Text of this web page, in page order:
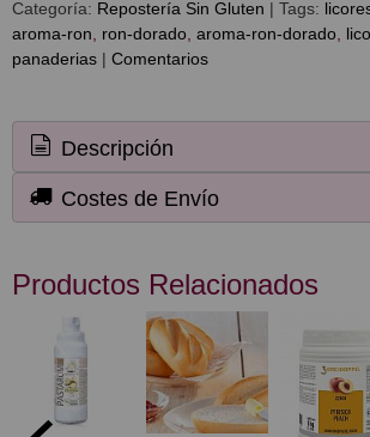
Categoría: Repostería Sin Gluten | Tags:
aroma-ron
ron-dorado aroma-ron-dorado
panaderias | Comentarios
Descripción
Costes de Envío
Productos Relacionados